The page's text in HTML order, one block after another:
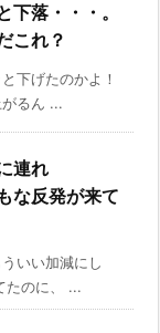
下落・・・。
これ？
下げたのかよ！
るん ...
連れ
な反発が来て
いい加減にし
たのに、 ...